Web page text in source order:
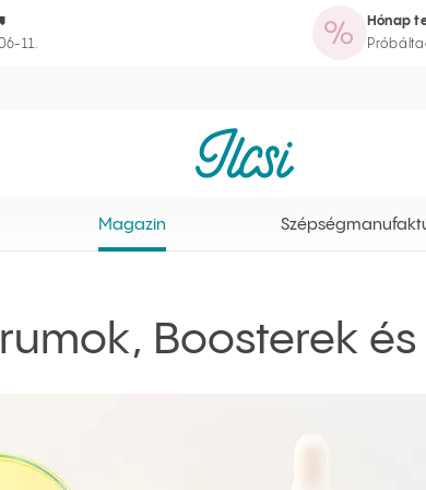
11.
Hónap
Törzsvásárlói
Ilcsi kezdőlap
Magazin
Boosterek